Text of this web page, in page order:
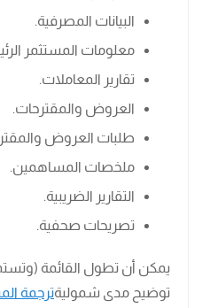
البيانات المصرفية.
معلومات المستثمر
تقارير المعاملات.
العروض والمقترحات.
طلبات العروض
ملخصات المساهمين.
التقارير الضريبية.
تصريحات صحفية.
يمكن أن تطول القائمة
توضيح مدى شموليةترجمة